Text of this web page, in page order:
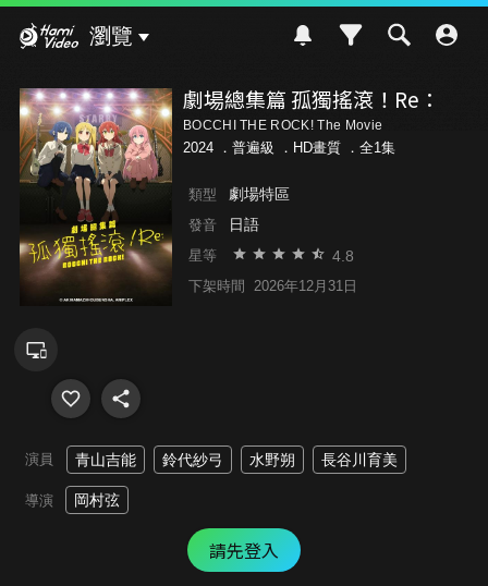
瀏覽
劇場總集篇 孤獨搖滾！Re：
BOCCHI THE ROCK! The Movie
2024 ． 普遍級 ．HD畫質 ．全1集
類型 劇場特區
發音 日語
星等 4.8
下架時間 2026年12月31日
演員 青山吉能 鈴代紗弓 水野朔 長谷川育美
導演 岡村弦
請先登入